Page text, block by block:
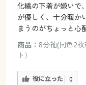
化繊の下着が嫌いで
が優しく、十分暖か
まうのがちょっと心
商品： 8分袖(同色2
ト）
役に立った 0